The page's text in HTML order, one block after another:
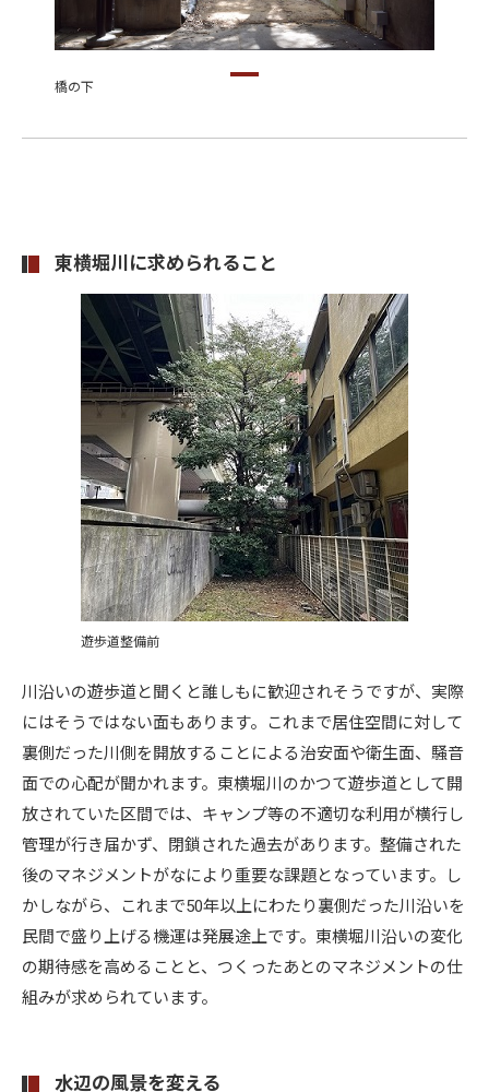
橋の下
東横堀川に求められること
遊歩道整備前
川沿いの遊歩道と聞くと誰しもに歓迎されそうですが、実際
にはそうではない面もあります。これまで居住空間に対して
裏側だった川側を開放することによる治安面や衛生面、騒音
面での心配が聞かれます。東横堀川のかつて遊歩道として開
放されていた区間では、キャンプ等の不適切な利用が横行し
管理が行き届かず、閉鎖された過去があります。整備された
後のマネジメントがなにより重要な課題となっています。し
かしながら、これまで50年以上にわたり裏側だった川沿いを
民間で盛り上げる機運は発展途上です。東横堀川沿いの変化
の期待感を高めることと、つくったあとのマネジメントの仕
組みが求められています。
水辺の風景を変える